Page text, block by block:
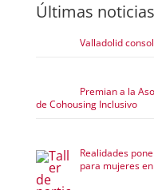
Últimas noticias
Valladolid
Premian a la
de Cohousing Inclusivo
Realidades
para mujeres